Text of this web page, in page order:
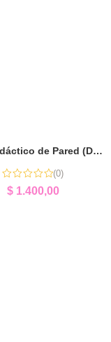
Reloj Didáctico de Pared (Doméstico) | Aprender la Hora
(0)
$1.400,00